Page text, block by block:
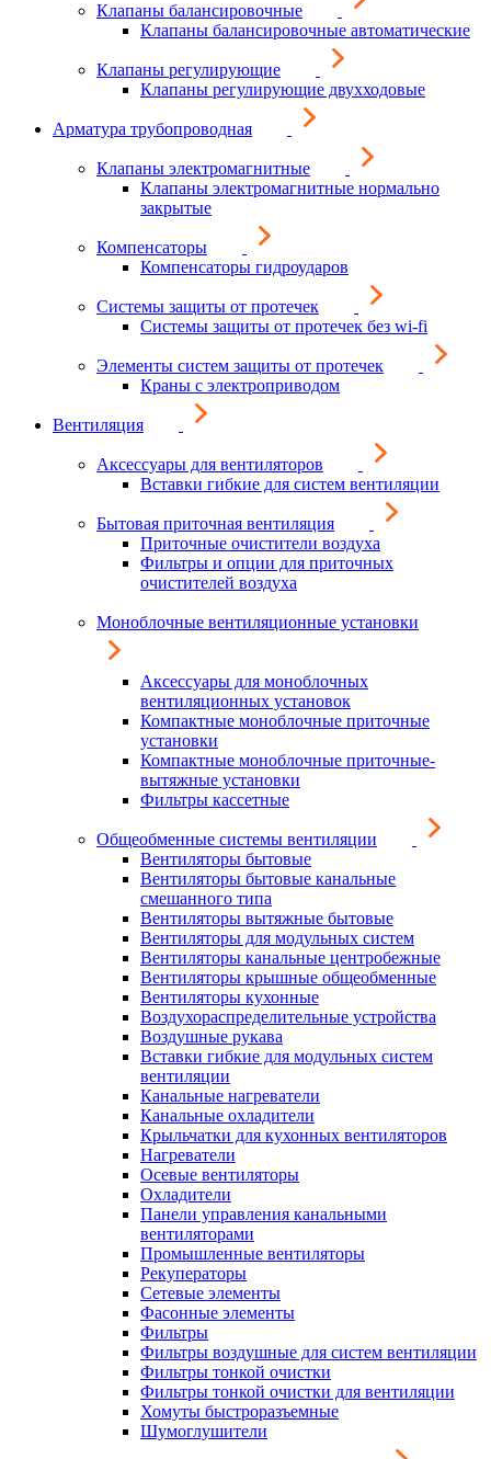
Клапаны балансировочные
Клапаны балансировочные автоматические
Клапаны регулирующие
Клапаны регулирующие двухходовые
Арматура трубопроводная
Клапаны электромагнитные
Клапаны электромагнитные нормально
закрытые
Компенсаторы
Компенсаторы гидроударов
Системы защиты от протечек
Системы защиты от протечек без wi-fi
Элементы систем защиты от протечек
Краны с электроприводом
Вентиляция
Аксессуары для вентиляторов
Вставки гибкие для систем вентиляции
Бытовая приточная вентиляция
Приточные очистители воздуха
Фильтры и опции для приточных
очистителей воздуха
Моноблочные вентиляционные установки
Аксессуары для моноблочных
вентиляционных установок
Компактные моноблочные приточные
установки
Компактные моноблочные приточные-
вытяжные установки
Фильтры кассетные
Общеобменные системы вентиляции
Вентиляторы бытовые
Вентиляторы бытовые канальные
смешанного типа
Вентиляторы вытяжные бытовые
Вентиляторы для модульных систем
Вентиляторы канальные центробежные
Вентиляторы крышные общеобменные
Вентиляторы кухонные
Воздухораспределительные устройства
Воздушные рукава
Вставки гибкие для модульных систем
вентиляции
Канальные нагреватели
Канальные охладители
Крыльчатки для кухонных вентиляторов
Нагреватели
Осевые вентиляторы
Охладители
Панели управления канальными
вентиляторами
Промышленные вентиляторы
Рекуператоры
Сетевые элементы
Фасонные элементы
Фильтры
Фильтры воздушные для систем вентиляции
Фильтры тонкой очистки
Фильтры тонкой очистки для вентиляции
Хомуты быстроразъемные
Шумоглушители